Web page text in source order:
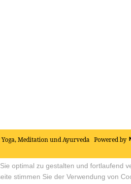
Meditation und Ayurveda Powered by
optimal zu gestalten und fortlaufend
stimmen Sie der Verwendung von